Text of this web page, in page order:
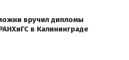
вручил дипломы
в Калининграде